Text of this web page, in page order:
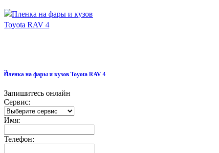
2
Пленка на фары и кузов Toyota RAV 4
Запишитесь онлайн
Сервис:
Имя:
Телефон: